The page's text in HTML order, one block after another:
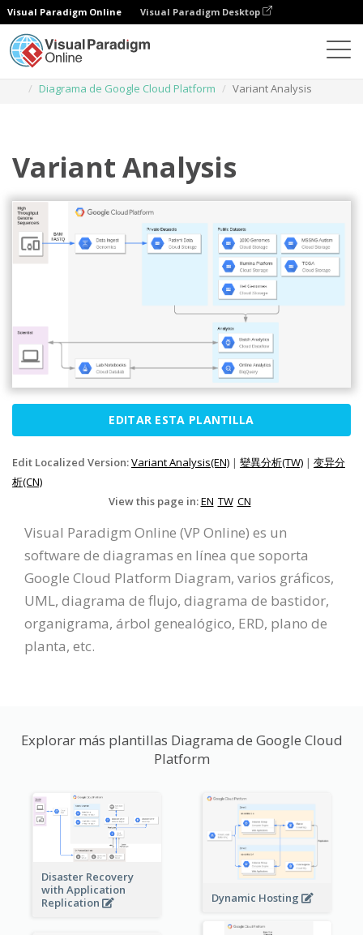
Visual Paradigm Online Visual Paradigm Desktop
Diagrama de Google Cloud Platform
Variant Analysis
Variant Analysis
EDITAR ESTA PLANTILLA
Edit Localized Version:Variant Analysis(EN) | 變異分析(TW) | 变异分
析(CN)
View this page in:EN TW CN
Visual Paradigm Online (VP Online) es un
software de diagramas en línea que soporta
Google Cloud Platform Diagram, varios gráficos,
UML, diagrama de flujo, diagrama de bastidor,
organigrama, árbol genealógico, ERD, plano de
planta, etc.
Explorar más plantillas Diagrama de Google Cloud
Platform
Disaster Recovery
with Application
Replication
Dynamic Hosting